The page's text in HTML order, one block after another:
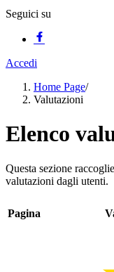
Seguici su
Accedi
Home Page/
Valutazioni
Elenco
Questa sezione
valutazioni dagli utenti.
Pagina